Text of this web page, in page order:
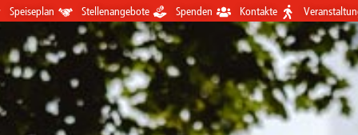
Speiseplan Stellenangebote Spenden Kontakte